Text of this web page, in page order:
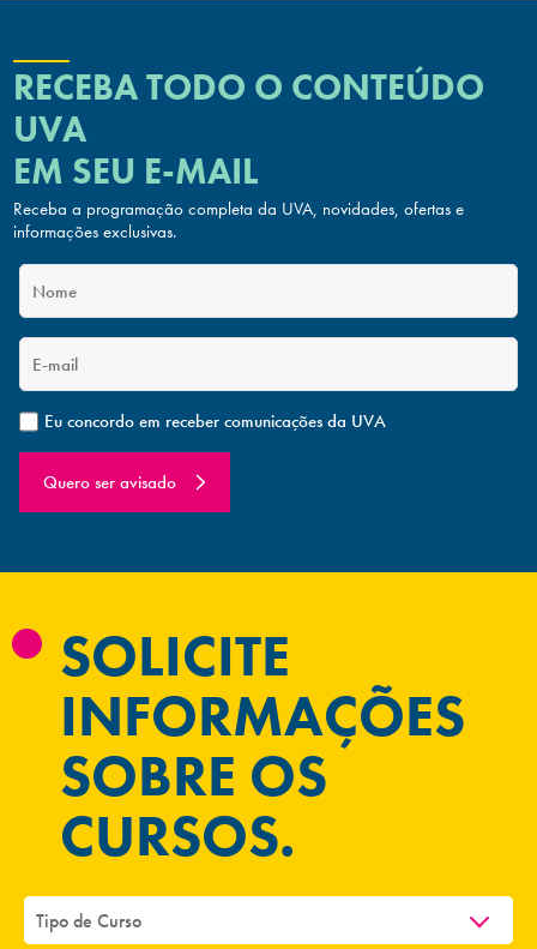
RECEBA TODO O CONTEÚDO
UVA
EM SEU E-MAIL
Receba a programação completa da UVA, novidades, ofertas e
informações exclusivas.
Eu concordo em receber comunicações da UVA
Quero ser avisado
SOLICITE
INFORMAÇÕES
SOBRE OS
CURSOS.